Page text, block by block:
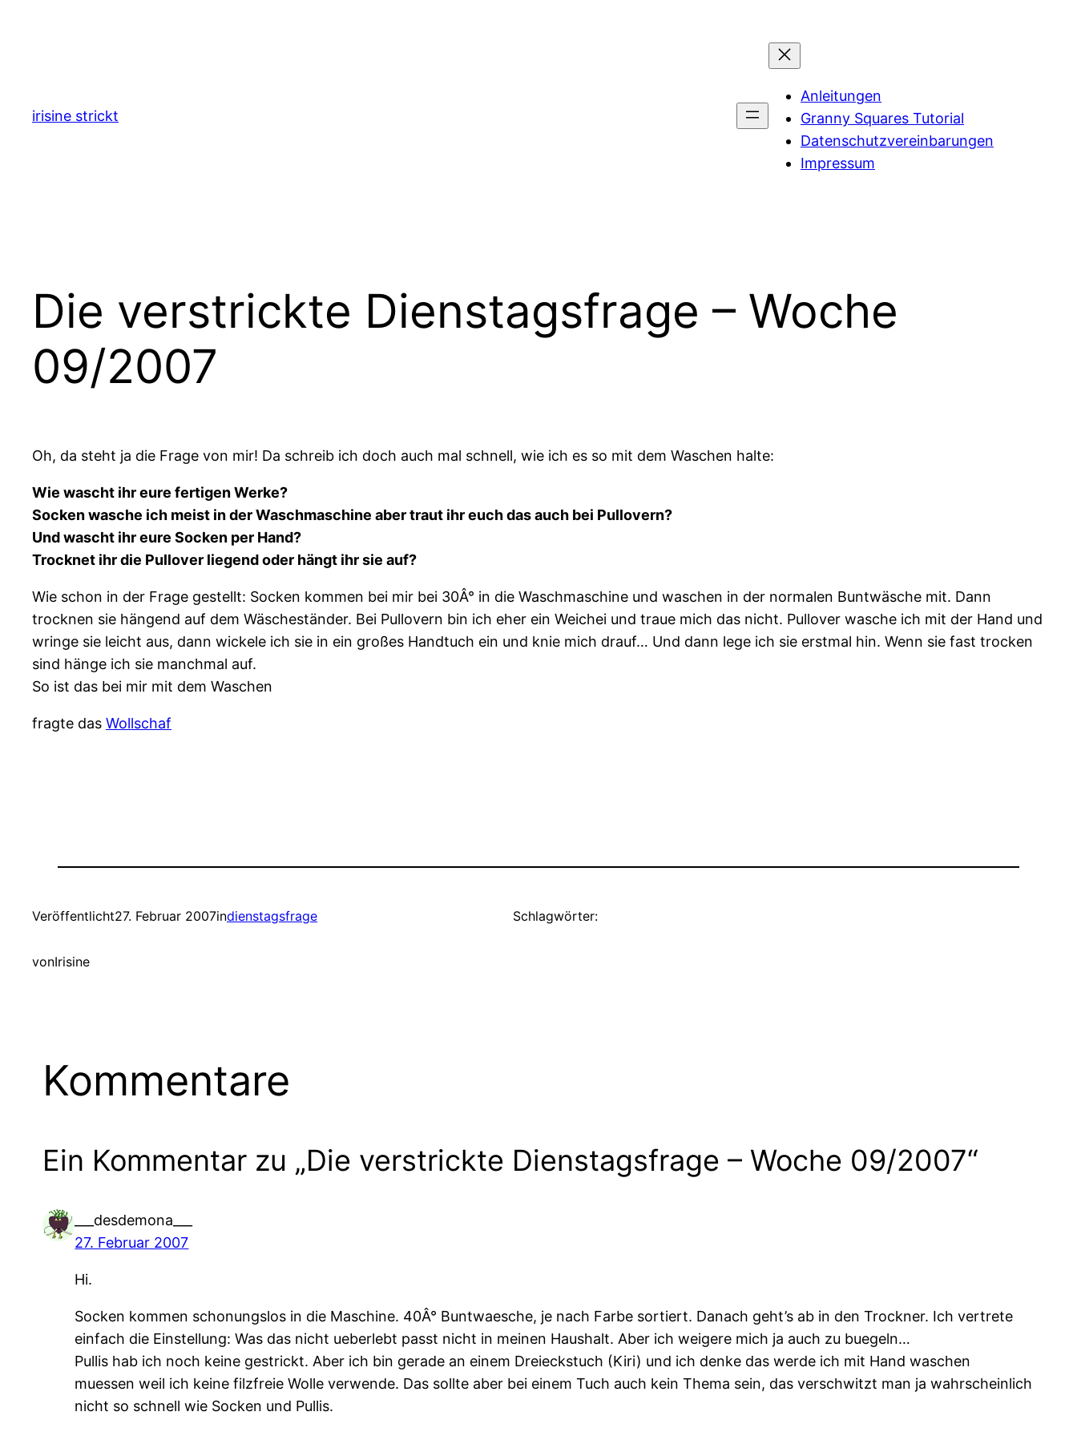
irisine strickt
Anleitungen
Granny Squares Tutorial
Datenschutzvereinbarungen
Impressum
Die verstrickte Dienstagsfrage – Woche
09/2007
Oh, da steht ja die Frage von mir! Da schreib ich doch auch mal schnell, wie ich es so mit dem Waschen halte:
Wie wascht ihr eure fertigen Werke?
Socken wasche ich meist in der Waschmaschine aber traut ihr euch das auch bei Pullovern?
Und wascht ihr eure Socken per Hand?
Trocknet ihr die Pullover liegend oder hängt ihr sie auf?
Wie schon in der Frage gestellt: Socken kommen bei mir bei 30Â° in die Waschmaschine und waschen in der normalen Buntwäsche mit. Dann
trocknen sie hängend auf dem Wäscheständer. Bei Pullovern bin ich eher ein Weichei und traue mich das nicht. Pullover wasche ich mit der Hand und
wringe sie leicht aus, dann wickele ich sie in ein großes Handtuch ein und knie mich drauf… Und dann lege ich sie erstmal hin. Wenn sie fast trocken
sind hänge ich sie manchmal auf.
So ist das bei mir mit dem Waschen
fragte das Wollschaf
Veröffentlicht27. Februar 2007indienstagsfrage
vonIrisine
Schlagwörter:
Kommentare
Ein Kommentar zu „Die verstrickte Dienstagsfrage – Woche 09/2007“
___desdemona___
27. Februar 2007
Hi.
Socken kommen schonungslos in die Maschine. 40Â° Buntwaesche, je nach Farbe sortiert. Danach geht’s ab in den Trockner. Ich vertrete
einfach die Einstellung: Was das nicht ueberlebt passt nicht in meinen Haushalt. Aber ich weigere mich ja auch zu buegeln…
Pullis hab ich noch keine gestrickt. Aber ich bin gerade an einem Dreieckstuch (Kiri) und ich denke das werde ich mit Hand waschen
muessen weil ich keine filzfreie Wolle verwende. Das sollte aber bei einem Tuch auch kein Thema sein, das verschwitzt man ja wahrscheinlich
nicht so schnell wie Socken und Pullis.